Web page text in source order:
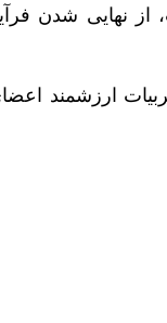
نهایی شدن